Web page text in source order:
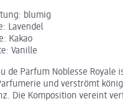
blumig
Lavendel
Kakao
Vanille
de Parfum Noblesse Royale
und verströmt
Die Komposition vereint